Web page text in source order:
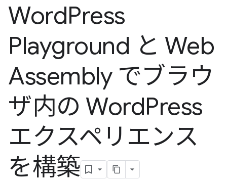
WordPress
Playground と Web
Assembly でブラウ
ザ内の WordPress
エクスペリエンス
を構築